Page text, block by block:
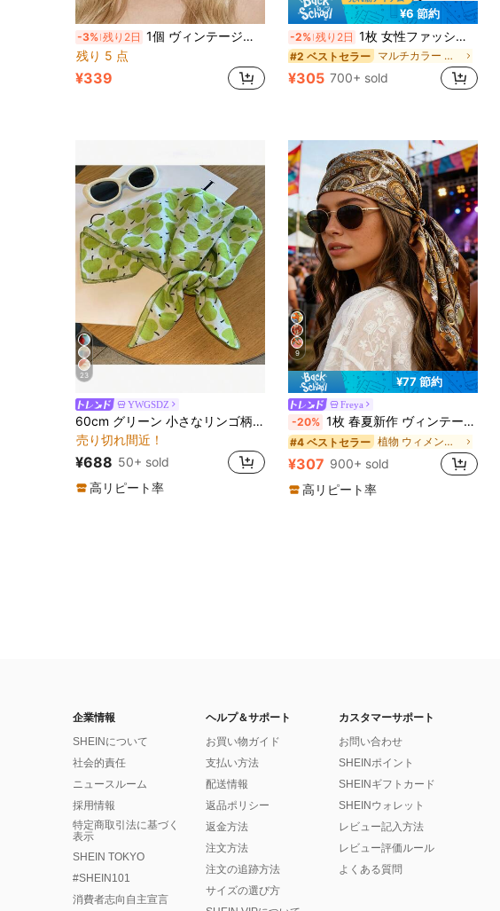
-3% 残り2日 1個 ヴィンテージストリートスタイル カシューフラワー バンダナ、セクシーなチューブトップ ヘッドスカーフ レディース、ストリートダンス ヘッドラップ、日常着用装飾ヘアスカーフ
残り 5 点
¥339
¥6 節約
-2% 残り2日 1枚 女性ファッション キャリッジプリント シルクスカーフ、細身シルクスカーフ、ヘアバンド、全体的なスタイリングを引き立てることができます
#2 ベストセラー マルチカラー 女性用スカーフ
¥305 700+ sold
23
YWGSDZ
60cm グリーン 小さなリンゴ柄 スクエア シルクスカーフ、女性用 春/秋 新作 プレミアムガーゼスカーフ、多用途 デコラティブ ネックスカーフ、薄手エレガントスカーフ
売り切れ間近！
¥688 50+ sold
高リピート率
9
¥77 節約
Freya
-20% 1枚 春夏新作 ヴィンテージ ペイズリー柄 90cm大判サテンスカーフ、ビーチ/旅行用 軽量ヘッドスカーフ、音楽フェスバンダナ、ホリデー
#4 ベストセラー 植物 ウィメンズスカーフ&スカーフアクセサリー
¥307 900+ sold
高リピート率
企業情報
SHEINについて
社会的責任
ニュースルーム
採用情報
特定商取引法に基づく
表示
SHEIN TOKYO
#SHEIN101
消費者志向自主宣言
ヘルプ＆サポート
お買い物ガイド
支払い方法
配送情報
返品ポリシー
返金方法
注文方法
注文の追跡方法
サイズの選び方
カスタマーサポート
お問い合わせ
SHEINポイント
SHEINギフトカード
SHEINウォレット
レビュー記入方法
レビュー評価ルール
よくある質問